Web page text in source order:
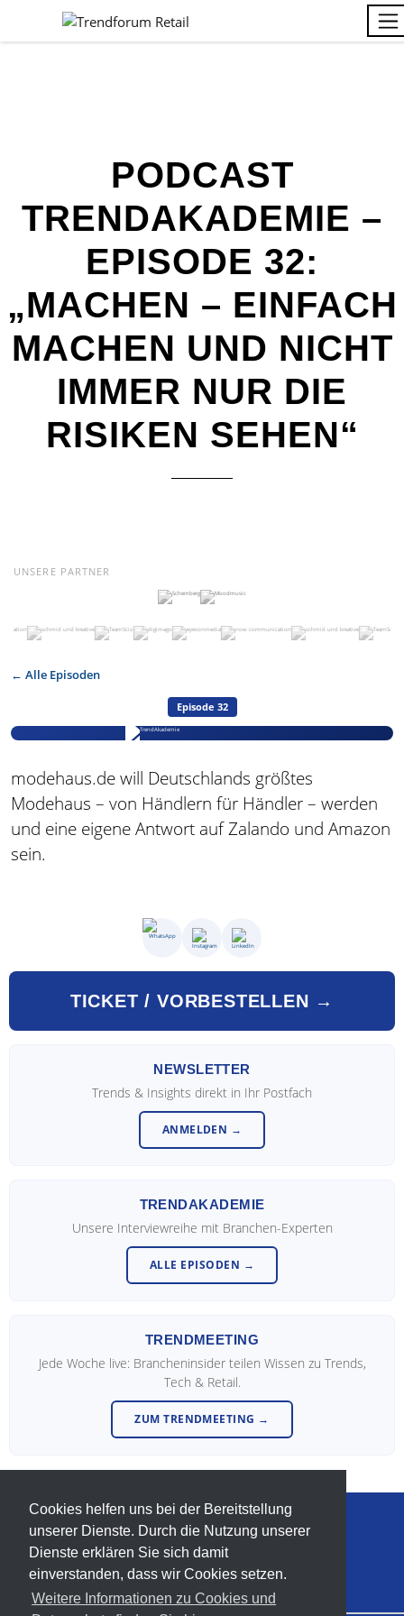
Cookies helfen uns bei der Bereitstellung
unserer Dienste. Durch die Nutzung unserer
Dienste erklären Sie sich damit
einverstanden, dass wir Cookies setzen.
Weitere Informationen zu Cookies und
PODCAST
TRENDAKADEMIE –
EPISODE 32:
„MACHEN – EINFACH
MACHEN UND NICHT
IMMER NUR DIE
RISIKEN SEHEN“
UNSERE PARTNER
← Alle Episoden
Episode 32
modehaus.de will Deutschlands größtes
Modehaus – von Händlern für Händler – werden
und eine eigene Antwort auf Zalando und Amazon
sein.
TICKET / VORBESTELLEN →
NEWSLETTER
Trends & Insights direkt in Ihr Postfach
ANMELDEN →
TRENDAKADEMIE
Unsere Interviewreihe mit Branchen-Experten
ALLE EPISODEN →
TRENDMEETING
Jede Woche live: Brancheninsider teilen Wissen zu Trends,
Tech & Retail.
ZUM TRENDMEETING →
info@trendforum-retail.de
T. +49-(0)-5233-954531